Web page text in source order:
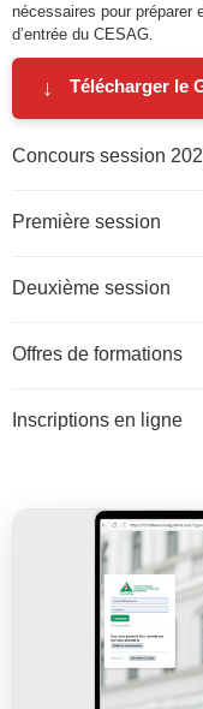
nécessaires pour préparer
d’entrée du CESAG.
↓ Télécharger le
Concours session
Première session
Deuxième session
Offres de formations
Inscriptions en ligne